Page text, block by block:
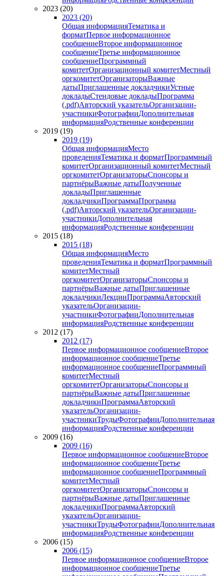
2023 (20)
2023 (20)
Общая информацияТематика и
форматПервое информационное
сообщениеВторое информационное
сообщениеТретье информационное
сообщениеПрограммный
комитетОрганизационный комитетМестный
оргкомитетОрганизаторыВажные
датыПриглашенные докладчикиУстные
докладыСтендовые докладыПрограмма
(.pdf)Авторский указательОрганизации-
участникиФотографииДополнительная
информацияРодственные конференции
2019 (19)
2019 (19)
Общая информацияМесто
проведенияТематика и форматПрограммный
комитетОрганизационный комитетМестный
оргкомитетОрганизаторыСпонсоры и
партнёрыВажные датыПолученные
докладыПриглашенные
докладчикиПрограммаПрограмма
(.pdf)Авторский указательОрганизации-
участникиДополнительная
информацияРодственные конференции
2015 (18)
2015 (18)
Общая информацияМесто
проведенияТематика и форматПрограммный
комитетМестный
оргкомитетОрганизаторыСпонсоры и
партнёрыВажные датыПриглашенные
докладчикиЛекцииПрограммаАвторский
указательОрганизации-
участникиФотографииДополнительная
информацияРодственные конференции
2012 (17)
2012 (17)
Первое информационное сообщениеВторое
информационное сообщениеТретье
информационное сообщениеПрограммный
комитетМестный
оргкомитетОрганизаторыСпонсоры и
партнёрыВажные датыПриглашенные
докладчикиПрограммаАвторский
указательОрганизации-
участникиТрудыФотографииДополнительная
информацияРодственные конференции
2009 (16)
2009 (16)
Первое информационное сообщениеВторое
информационное сообщениеТретье
информационное сообщениеПрограммный
комитетМестный
оргкомитетОрганизаторыСпонсоры и
партнёрыВажные датыПриглашенные
докладчикиПрограммаАвторский
указательОрганизации-
участникиТрудыФотографииДополнительная
информацияРодственные конференции
2006 (15)
2006 (15)
Первое информационное сообщениеВторое
информационное сообщениеТретье